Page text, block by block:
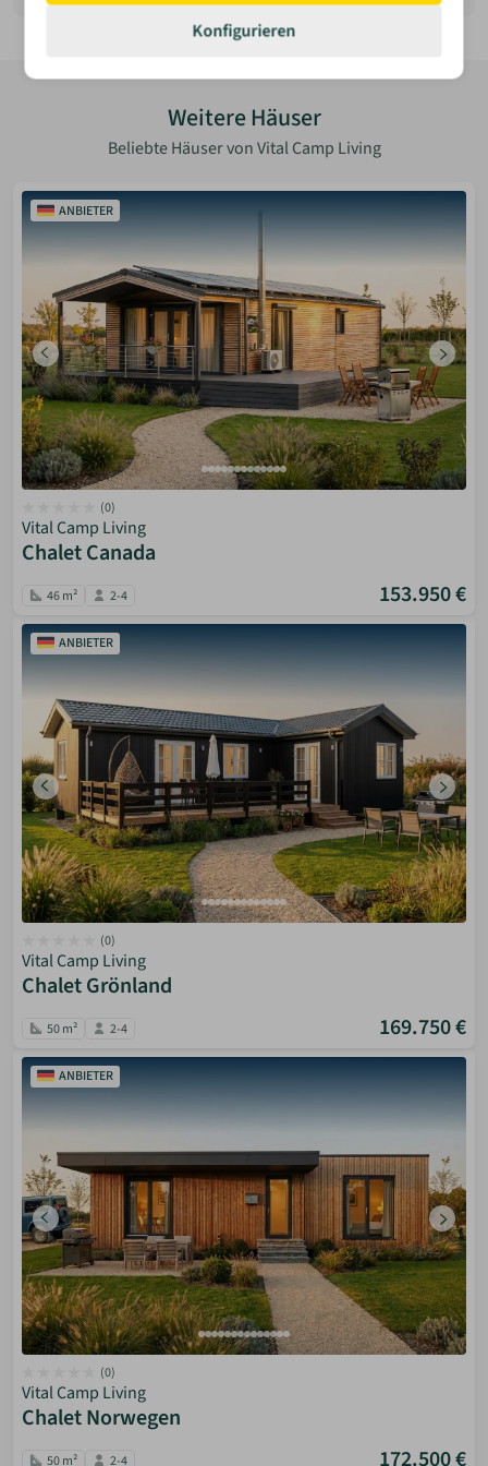
Bewerten
Weitere Häuser
Beliebte Häuser von Vital Camp Living
ANBIETER
(0)
Vital Camp Living
Chalet Canada
46 m² 2-4 153.950 €
ANBIETER
(0)
Vital Camp Living
Chalet Grönland
50 m² 2-4 169.750 €
ANBIETER
(0)
Vital Camp Living
Chalet Norwegen
50 m² 2-4 172.500 €
Konfigurieren